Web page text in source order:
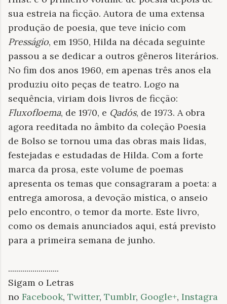
sua estreia na ficção. Autora de uma extensa
produção de poesia, que teve início com
Presságio, em 1950, Hilda na década seguinte
passou a se dedicar a outros gêneros literários.
No fim dos anos 1960, em apenas três anos ela
produziu oito peças de teatro. Logo na
sequência, viriam dois livros de ficção:
Fluxofloema, de 1970, e Qadós, de 1973. A obra
agora reeditada no âmbito da coleção Poesia
de Bolso se tornou uma das obras mais lidas,
festejadas e estudadas de Hilda. Com a forte
marca da prosa, este volume de poemas
apresenta os temas que consagraram a poeta: a
entrega amorosa, a devoção mística, o anseio
pelo encontro, o temor da morte. Este livro,
como os demais anunciados aqui, está previsto
para a primeira semana de junho.
.........................
Sigam o Letras
no Facebook, Twitter, Tumblr, Google+, Instagra